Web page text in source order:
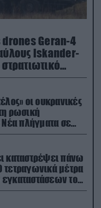
drones Geran-4
Iskander-
οι ουκρανικές
ρωσική
πλήγματα σε
στα Ουράλια
καταστρέψει πάνω
μέτρα
τον